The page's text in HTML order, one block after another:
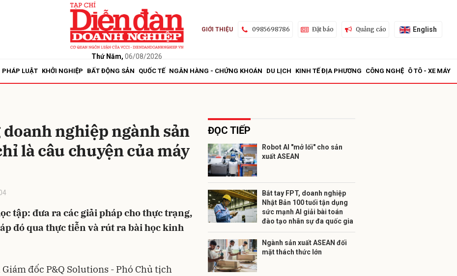
Thứ Năm, 06/08/2026
GIỚI THIỆU 0985698786 Đặt báo Quảng cáo English
PHÁP LUẬT KHỞI NGHIỆP BẤT ĐỘNG SẢN QUỐC TẾ NGÂN HÀNG - CHỨNG KHOÁN DU LỊCH KINH TẾ ĐỊA PHƯƠNG CÔNG NGHỆ Ô TÔ - XE MÁY
nghiệp ngành sản
là câu chuyện của máy
tập: đưa ra các giải pháp cho thực trạng,
đó qua thực tiễn và rút ra bài học kinh
đốc P&Q Solutions - Phó Chủ tịch
ĐỌC TIẾP
Robot AI "mở lối" cho sản
xuất ASEAN
Bắt tay FPT, doanh nghiệp
Nhật Bản 100 tuổi tận dụng
sức mạnh AI giải bài toán
đào tạo nhân sự đa quốc gia
Ngành sản xuất ASEAN đối
mặt thách thức lớn
Gửi